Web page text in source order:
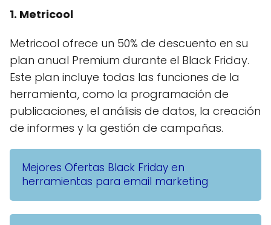
1. Metricool
Metricool ofrece un 50% de descuento en su
plan anual Premium durante el Black Friday.
Este plan incluye todas las funciones de la
herramienta, como la programación de
publicaciones, el análisis de datos, la creación
de informes y la gestión de campañas.
Mejores Ofertas Black Friday en
herramientas para email marketing